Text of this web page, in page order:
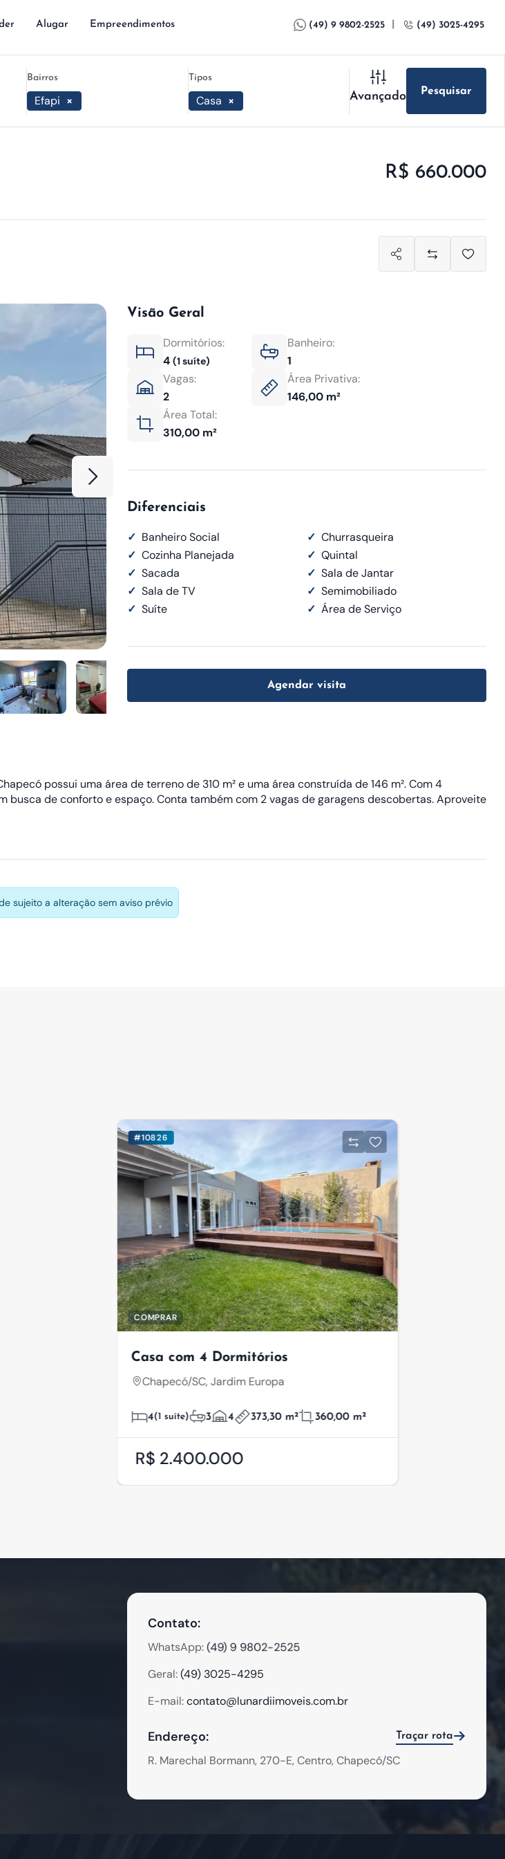
Alugar Empreendimentos (49) 9 9802-2525 | (49) 3025-4295
Bairros
×
Efapi
Tipos
×
Casa Avançado Pesquisar
R$ 660.000
Visão Geral
Dormitórios:
4 (1 suíte)
Banheiro:
1
Vagas:
2
Área Privativa:
146,00 m²
Área Total:
310,00 m²
Diferenciais
✓ Banheiro Social ✓ Churrasqueira
✓ Cozinha Planejada ✓ Quintal
✓ Sacada ✓ Sala de Jantar
✓ Sala de TV ✓ Semimobiliado
✓ Suíte ✓ Área de Serviço
Agendar visita
possui uma área de terreno de 310 m² e uma área construída de 146 m². Com 4
busca de conforto e espaço. Conta também com 2 vagas de garagens descobertas. Aproveite
sujeito a alteração sem aviso prévio
Casa com 4 Dormitórios
Chapecó/SC, Jardim Europa
3 4 373,30 m² 360,00 m²
R$ 2.400.000
Contato:
WhatsApp:(49) 9 9802-2525
Geral:(49) 3025-4295
E-mail:contato@lunardiimoveis.com.br
Endereço: Traçar rota
R. Marechal Bormann, 270-E, Centro, Chapecó/SC